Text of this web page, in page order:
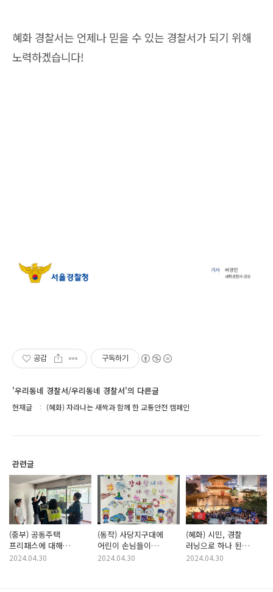
혜화 경찰서는 언제나 믿을 수 있는 경찰서가 되기 위해
노력하겠습니다!
공감 구독하기
'우리동네 경찰서/우리동네 경찰서'의 다른글
현재글 (혜화) 자라나는 새싹과 함께 한 교통안전 캠페인
관련글
(중부) 공동주택
프리패스에 대해
알려드립니다.
2024.04.30
(동작) 사당지구대에
어린이 손님들이
찾아왔어요!
2024.04.30
(혜화) 시민, 경찰
러닝으로 하나 된
'청소년 도박 근절
2024.04.30